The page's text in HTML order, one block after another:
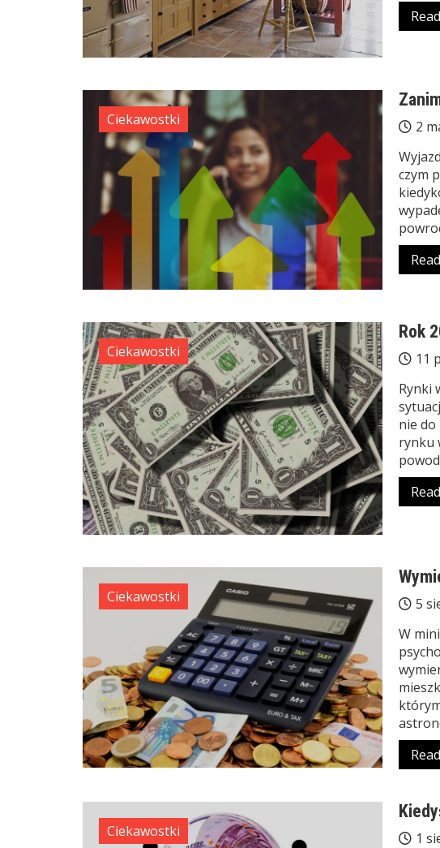
Ciekawostki 2
czym
Ciekawostki
Rok
11
Rynki
nie do
rynku
Ciekawostki 5
W
Ciekawostki 1